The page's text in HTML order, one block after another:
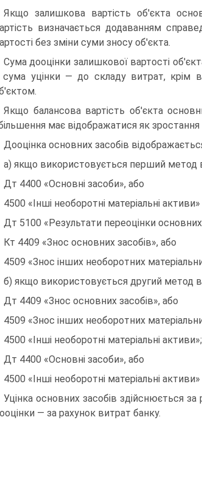
Якщо залишкова вартість об'єкта
визначається додаванням
без зміни суми зносу об'єкта.
Сума дооцінки залишкової вартості
уцінки — до складу витрат, крім
Якщо балансова вартість об'єкта
має відображатися як зростання
Дооцінка основних засобів
а) якщо використовується перший метод
Дт 4400 «Основні засоби», або
4500 «Інші необоротні матеріальні
Дт 5100 «Результати переоцінки основних
Кт 4409 «Знос основних засобів», або
4509 «Знос інших необоротних
б) якщо використовується другий метод
Дт 4409 «Знос основних засобів», або
4509 «Знос інших необоротних
4500 «Інші необоротні матеріальні активи»;
Дт 4400 «Основні засоби», або
4500 «Інші необоротні матеріальні
Уцінка основних засобів здійснюється
— за рахунок витрат банку.